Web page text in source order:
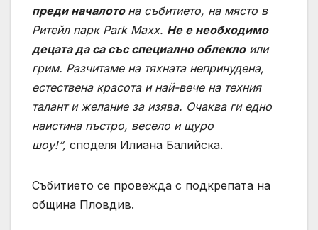
преди началото на събитието, на място в
Ритейл парк Park Maxx. Не е необходимо
децата да са със специално облеклоили
грим. Разчитаме на тяхната непринудена,
естествена красота и най-вече на техния
талант и желание за изява. Очаква ги едно
наистина пъстро, весело и щуро
шоу!“, споделя Илиана Балийска.
Събитието се провежда с подкрепата на
община Пловдив.